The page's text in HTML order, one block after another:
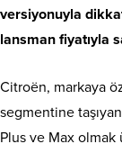
versiyonuyla
lansman fiyatıyla
Citroën, markaya
segmentine
Plus ve Max olmak